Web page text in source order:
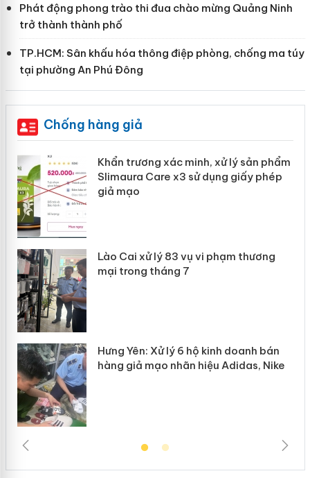
Phát động phong trào thi đua chào mừng Quảng Ninh
trở thành thành phố
TP.HCM: Sân khấu hóa thông điệp phòng, chống ma túy
tại phường An Phú Đông
Chống hàng giả
Khẩn trương xác minh, xử lý sản phẩm
Slimaura Care x3 sử dụng giấy phép
giả mạo
Lào Cai xử lý 83 vụ vi phạm thương
mại trong tháng 7
Hưng Yên: Xử lý 6 hộ kinh doanh bán
hàng giả mạo nhãn hiệu Adidas, Nike